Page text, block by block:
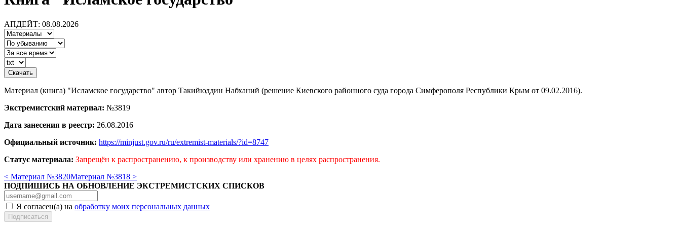
АПДЕЙТ: 08.08.2026
Материал (книга) "Исламское государство" автор Такийюддин Набханий (решение Киевского районного суда города Симферополя Республики Крым от 09.02.2016).
Экстремистский материал: №3819
Дата занесения в реестр: 26.08.2016
Официальный источник: https://minjust.gov.ru/ru/extremist-materials/?id=8747
Статус материала: Запрещён к распространению, к производству или хранению в целях распространения.
< Материал №3820Материал №3818 >
ПОДПИШИСЬ НА ОБНОВЛЕНИЕ ЭКСТРЕМИСТСКИХ СПИСКОВ
Я согласен(а) на обработку моих персональных данных